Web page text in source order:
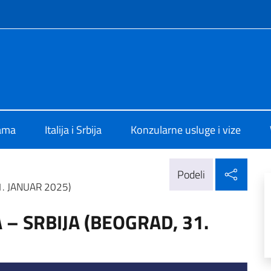
Italija i Srbija Konzularne usluge i vize
JANUAR 2025)
Podeli
SRBIJA (BEOGRAD, 31.